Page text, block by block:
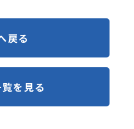
戻る
を見る